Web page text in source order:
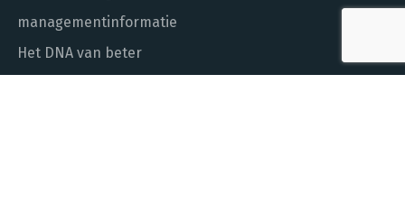
managementinformatie
Het DNA van beter